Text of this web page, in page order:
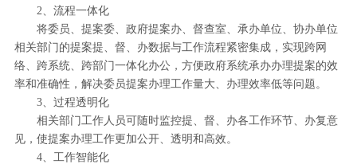
2、流程一体化
将委员、提案委、政府提案办、督查室、承办单位、协办单位
相关部门的提案提、督、办数据与工作流程紧密集成，实现跨网
络、跨系统、跨部门一体化办公，方便政府系统承办办理提案的效
率和准确性，解决委员提案办理工作量大、办理效率低等问题。
3、过程透明化
相关部门工作人员可随时监控提、督、办各工作环节、办复意
见，使提案办理工作更加公开、透明和高效。
4、工作智能化